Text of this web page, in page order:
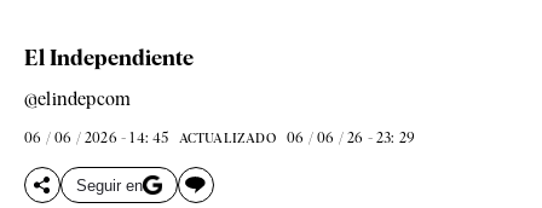
El Independiente
@elindepcom
06 / 06 / 2026 - 14: 45 ACTUALIZADO 06 / 06 / 26 - 23: 29
Seguir en